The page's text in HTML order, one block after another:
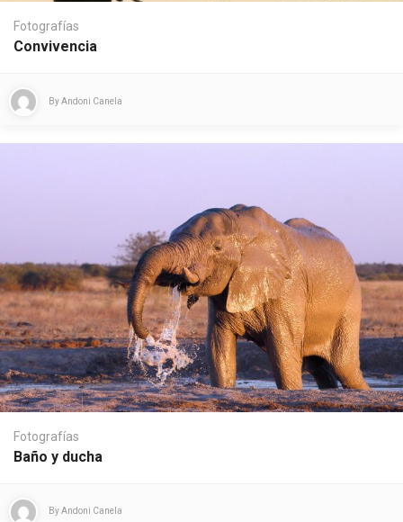
Fotografías
Convivencia
ByAndoni Canela
Fotografías
Baño y ducha
ByAndoni Canela